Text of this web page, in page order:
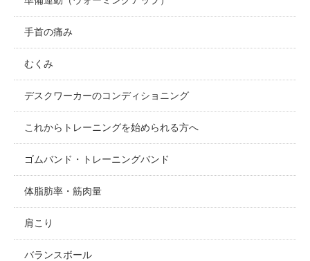
手首の痛み
むくみ
デスクワーカーのコンディショニング
これからトレーニングを始められる方へ
ゴムバンド・トレーニングバンド
体脂肪率・筋肉量
肩こり
バランスボール